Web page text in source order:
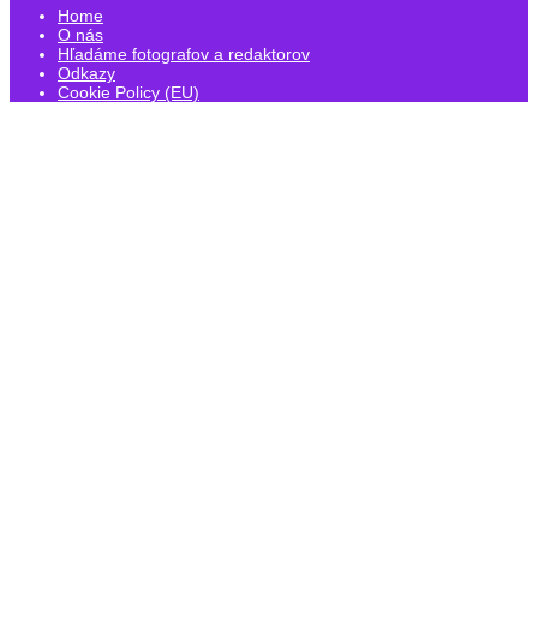
Home
O nás
Hľadáme fotografov a redaktorov
Odkazy
Cookie Policy (EU)